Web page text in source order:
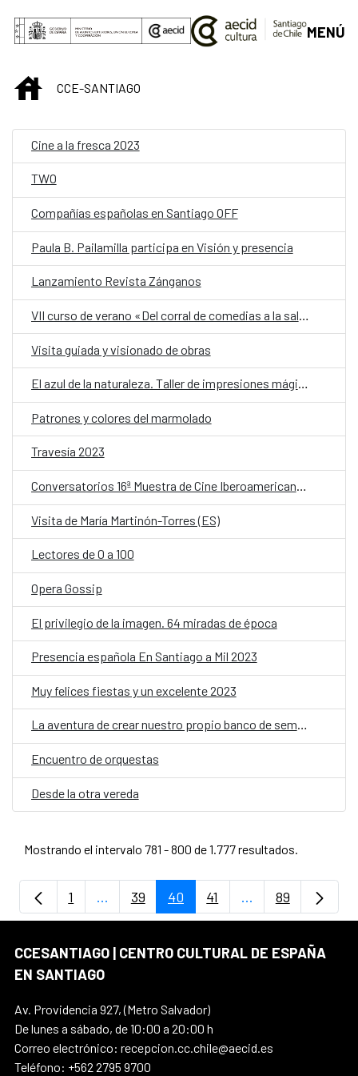
Saltar al contenido principal
MENÚ
INICIOCCE-SANTIAGO
Cine a la fresca 2023
TWO
Compañías españolas en Santiago OFF
Paula B. Pailamilla participa en Visión y presencia
Lanzamiento Revista Zánganos
VII curso de verano «Del corral de comedias a la sala de clases: interpretar poesía y teatro del Siglo de Oro»
Visita guiada y visionado de obras
El azul de la naturaleza. Taller de impresiones mágicas.
Patrones y colores del marmolado
Travesía 2023
Conversatorios 16ª Muestra de Cine Iberoamericano: Revívelos
Visita de María Martinón-Torres (ES)
Lectores de 0 a 100
Opera Gossip
El privilegio de la imagen. 64 miradas de época
Presencia española En Santiago a Mil 2023
Muy felices fiestas y un excelente 2023
La aventura de crear nuestro propio banco de semillas
Encuentro de orquestas
Desde la otra vereda
Mostrando el intervalo 781 - 800 de 1.777 resultados.
Página
1 ...Páginas intermedias Use TAB para
Página
39 Página
40 Página
41 ...PáginasPágina
89
CCESANTIAGO | CENTRO CULTURAL DE ESPAÑA
EN SANTIAGO
Av. Providencia 927, (Metro Salvador)
De lunes a sábado, de 10:00 a 20:00 h
Correo electrónico: recepcion.cc.chile@aecid.es
Teléfono: +562 2795 9700